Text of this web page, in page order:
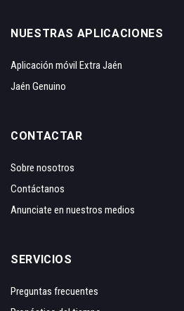
NUESTRAS APLICACIONES
Aplicación móvil Extra Jaén
Jaén Genuino
CONTACTAR
Sobre nosotros
Contáctanos
Anunciate en nuestros medios
SERVICIOS
Preguntas frecuentes